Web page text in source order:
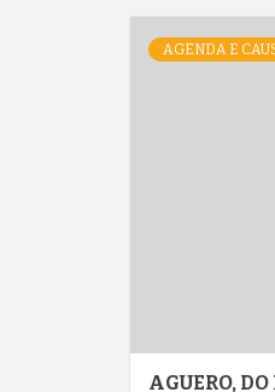
AGENDA E
AGUERO,